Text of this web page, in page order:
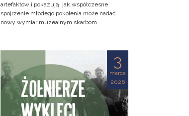
artefaktów i pokazują, jak współczesne
spojrzenie młodego pokolenia może nadać
nowy wymiar muzealnym skarbom.
3
marca
2026